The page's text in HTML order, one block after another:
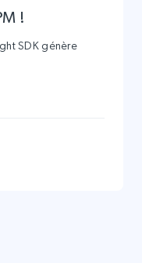
!
SDK génère